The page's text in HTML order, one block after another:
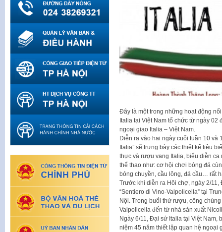
Đây là một trong những hoạt động
Italia tại Việt Nam tổ chức từ ngày 02
ngoại giao Italia – Việt Nam.
Diễn ra vào hai ngày cuối tuần 10 và
Italia” sẽ trưng bày các thiết kế tiêu
thực và rượu vang Italia, biểu diễn ca
thể thao như: cơ hội chơi bóng đá
bóng chuyền, cầu lông, đá cầu… rất
Trước khi diễn ra Hôi chợ, ngày 2/
“Sentiero di Vino-Valpolicella” tại
Nội. Trong buổi thử rượu, công
Valpolicella đến từ nhà sản xuất
Ngày 6/11, Đại sứ Italia tại Việt Nam,
niệm 45 năm thiết lập quan hệ ngoại